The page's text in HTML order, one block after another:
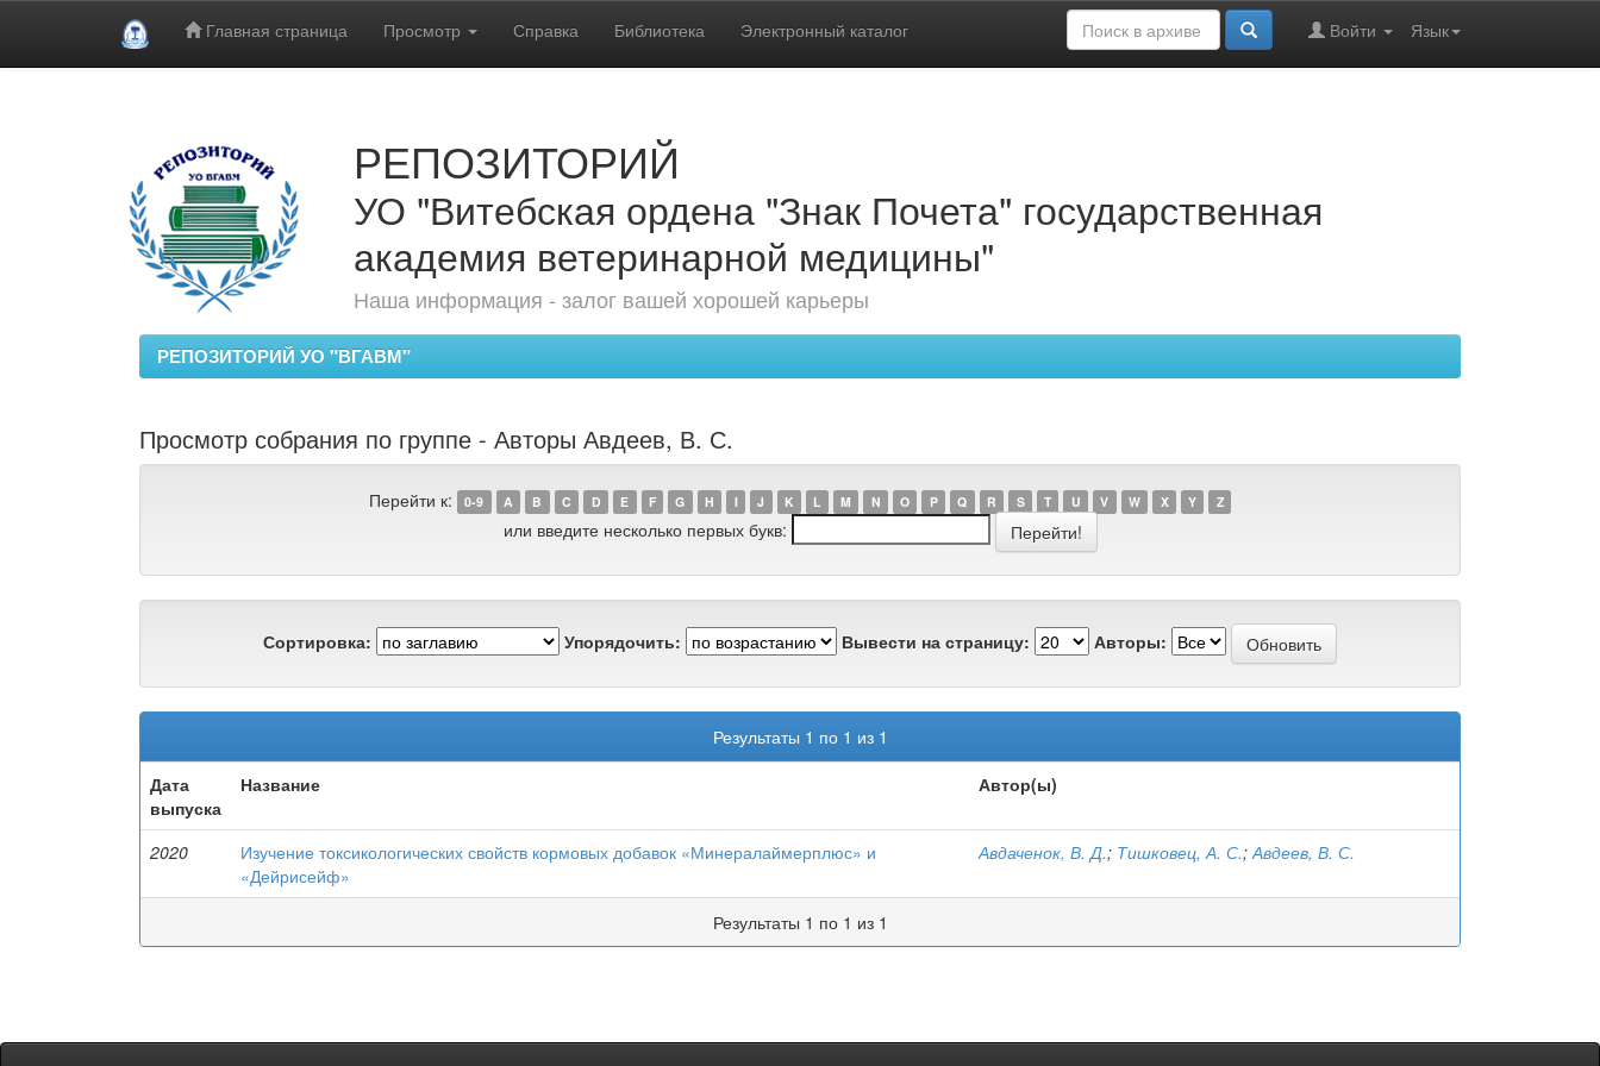
Главная страница Просмотр Справка Библиотека Электронный каталог Язык
Войти
РЕПОЗИТОРИЙ
УО "Витебская ордена "Знак Почета" государственная
академия ветеринарной медицины"
Наша информация - залог вашей хорошей карьеры
РЕПОЗИТОРИЙ УО "ВГАВМ"
Просмотр собрания по группе - Авторы Авдеев, В. С.
Перейти к: 0-9 A B C D E F G H I J K L M N O P Q R S T U V W X Y Z
или введите несколько первых букв:
Сортировка: Упорядочить: Вывести на страницу: Авторы:
Результаты 1 по 1 из 1
Дата
выпуска
Название Автор(ы)
2020
Изучение токсикологических свойств кормовых добавок «Минералаймерплюс» и
«Дейрисейф»
Авдаченок, В. Д.; Тишковец, А. С.;Авдеев, В. С.
Результаты 1 по 1 из 1